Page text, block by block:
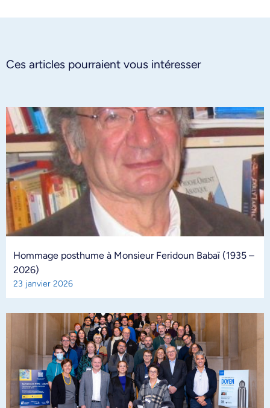
Ces articles pourraient vous intéresser
Hommage posthume à Monsieur Feridoun Babaï (1935 –
2026)
23 janvier 2026